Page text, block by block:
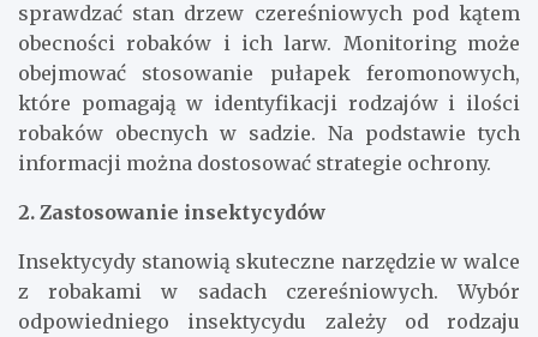
sprawdzać stan drzew czereśniowych pod kątem
obecności robaków i ich larw. Monitoring może
obejmować stosowanie pułapek feromonowych,
które pomagają w identyfikacji rodzajów i ilości
robaków obecnych w sadzie. Na podstawie tych
informacji można dostosować strategie ochrony.
2. Zastosowanie insektycydów
Insektycydy stanowią skuteczne narzędzie w walce
z robakami w sadach czereśniowych. Wybór
odpowiedniego insektycydu zależy od rodzaju